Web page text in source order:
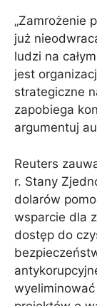
„Zamrożenie
już
ludzi na
jest
strategiczne
zapobiega
argumentuj
Reuters
r. Stany
dolarów
wsparcie dla
dostęp do